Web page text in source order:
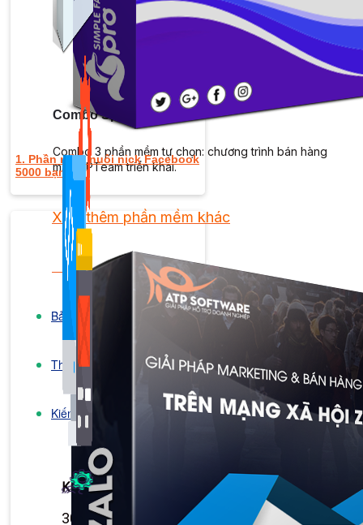
Kiến Thức Website
309 bài viết
Combo Special
Combo 3 phần mềm tự chọn: chương trình bán hàng
mà ATPTeam triển khai.
Xem thêm phần mềm khác
Xem thêm phần mềm khác
Bảng Giá
Thanh Toán
Kiến Thức Marketing
1. Phần mềm nuôi nick Facebook
5000 bạn bè